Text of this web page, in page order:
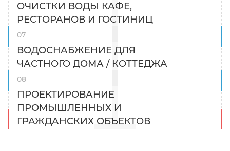
ОЧИСТКИ ВОДЫ КАФЕ,
РЕСТОРАНОВ И ГОСТИНИЦ
ВОДОСНАБЖЕНИЕ ДЛЯ
ЧАСТНОГО ДОМА / КОТТЕДЖА
ПРОЕКТИРОВАНИЕ
ПРОМЫШЛЕННЫХ И
ГРАЖДАНСКИХ ОБЪЕКТОВ